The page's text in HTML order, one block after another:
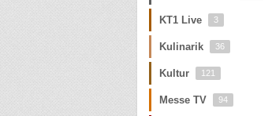
KT1 Live 3
Kulinarik 36
Kultur 121
Messe TV 94